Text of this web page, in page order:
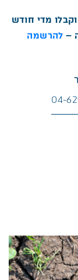
מדי חודש
– להרשמה
04-